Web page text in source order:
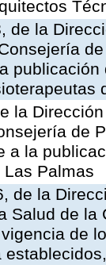
de la
la
de
a la
Palmas
de la
Salud de
de